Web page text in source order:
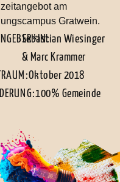
am
Gratwein.
Sebastian Wiesinger
& Marc Krammer
Oktober 2018
100% Gemeinde